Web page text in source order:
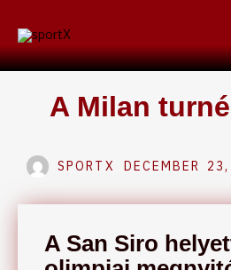
content
A Milan
SPORTX DECEMBER
A San Siro